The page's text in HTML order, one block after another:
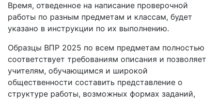
Время, отведенное на написание проверочной
работы по разным предметам и классам, будет
указано в инструкции по их выполнению.
Образцы ВПР 2025 по всем предметам полностью
соответствует требованиям описания и позволяет
учителям, обучающимся и широкой
общественности составить представление о
структуре работы, возможных формах заданий,